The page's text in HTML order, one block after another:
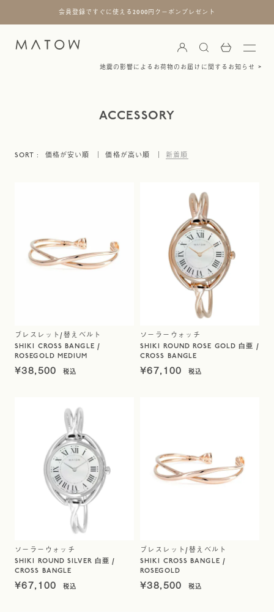
会員登録ですぐに使える2000円クーポンプレゼント
地震の影響によるお荷物のお届けに関するお知らせ
ACCESSORY
価格が安い順 価格が高い順 新着順
ブレスレット/替えベルト
SHIKI CROSS BANGLE /
ROSEGOLD MEDIUM
¥38,500
ソーラーウォッチ
SHIKI ROUND ROSE GOLD 白亜 /
CROSS BANGLE
¥67,100
ソーラーウォッチ
SHIKI ROUND SILVER 白亜 /
CROSS BANGLE
¥67,100
ブレスレット/替えベルト
SHIKI CROSS BANGLE /
ROSEGOLD
¥38,500